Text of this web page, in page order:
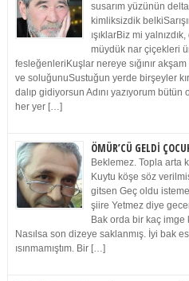
susarım yüzünün
kimliksizdik
ışıklarBiz mi
müydük nar çiçekleri
fesleğenleriKuşlar nereye sığınır
ve soluğunuSustuğun yerde birşeyler
dalıp gidiyorsun Adını yazıyorum
her yer […]
ÖMÜR’CÜ GELDİ
Beklemez. Topla arta
Kuytu köşe söz
gitsen Geç oldu
şiire Yetmez diye
Bak orda bir kaç imge
Nasılsa son dizeye saklanmış. İyi bak
ısınmamıştım. Bir […]